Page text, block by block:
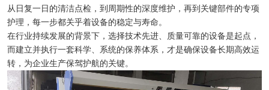
从日复一日的清洁点检，到周期性的深度维护，再到关键部件的专项
护理，每一步都关乎着设备的稳定与寿命。
在行业持续发展的背景下，选择技术先进、质量可靠的设备是起点，
而建立并执行一套科学、系统的保养体系，才是确保设备长期高效运
转，为企业生产保驾护航的关键。